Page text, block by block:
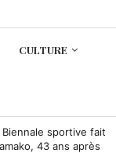
CULTURE
Biennale sportive fait
43 ans après